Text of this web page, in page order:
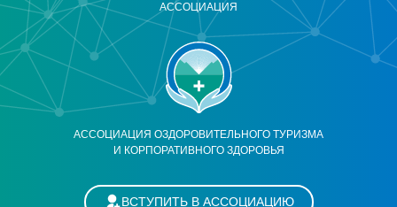
АССОЦИАЦИЯ ОЗДОРОВИТЕЛЬНОГО ТУРИЗМА
И КОРПОРАТИВНОГО ЗДОРОВЬЯ
АССОЦИАЦИЯ
ВСТУПИТЬ В АССОЦИАЦИЮ